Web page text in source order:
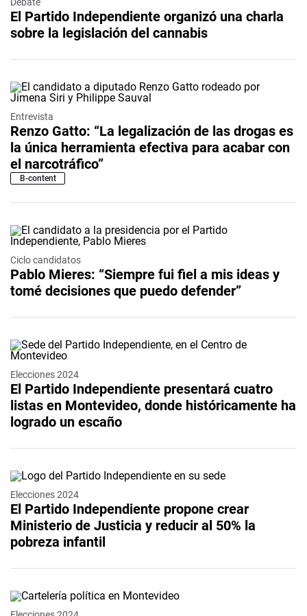
El Partido Independiente organizó una charla
sobre la legislación del cannabis
Entrevista
Renzo Gatto: “La legalización de las drogas es
la única herramienta efectiva para acabar con
el narcotráfico”
B-content
Ciclo candidatos
Pablo Mieres: “Siempre fui fiel a mis ideas y
tomé decisiones que puedo defender”
Elecciones 2024
El Partido Independiente presentará cuatro
listas en Montevideo, donde históricamente ha
logrado un escaño
Elecciones 2024
El Partido Independiente propone crear
Ministerio de Justicia y reducir al 50% la
pobreza infantil